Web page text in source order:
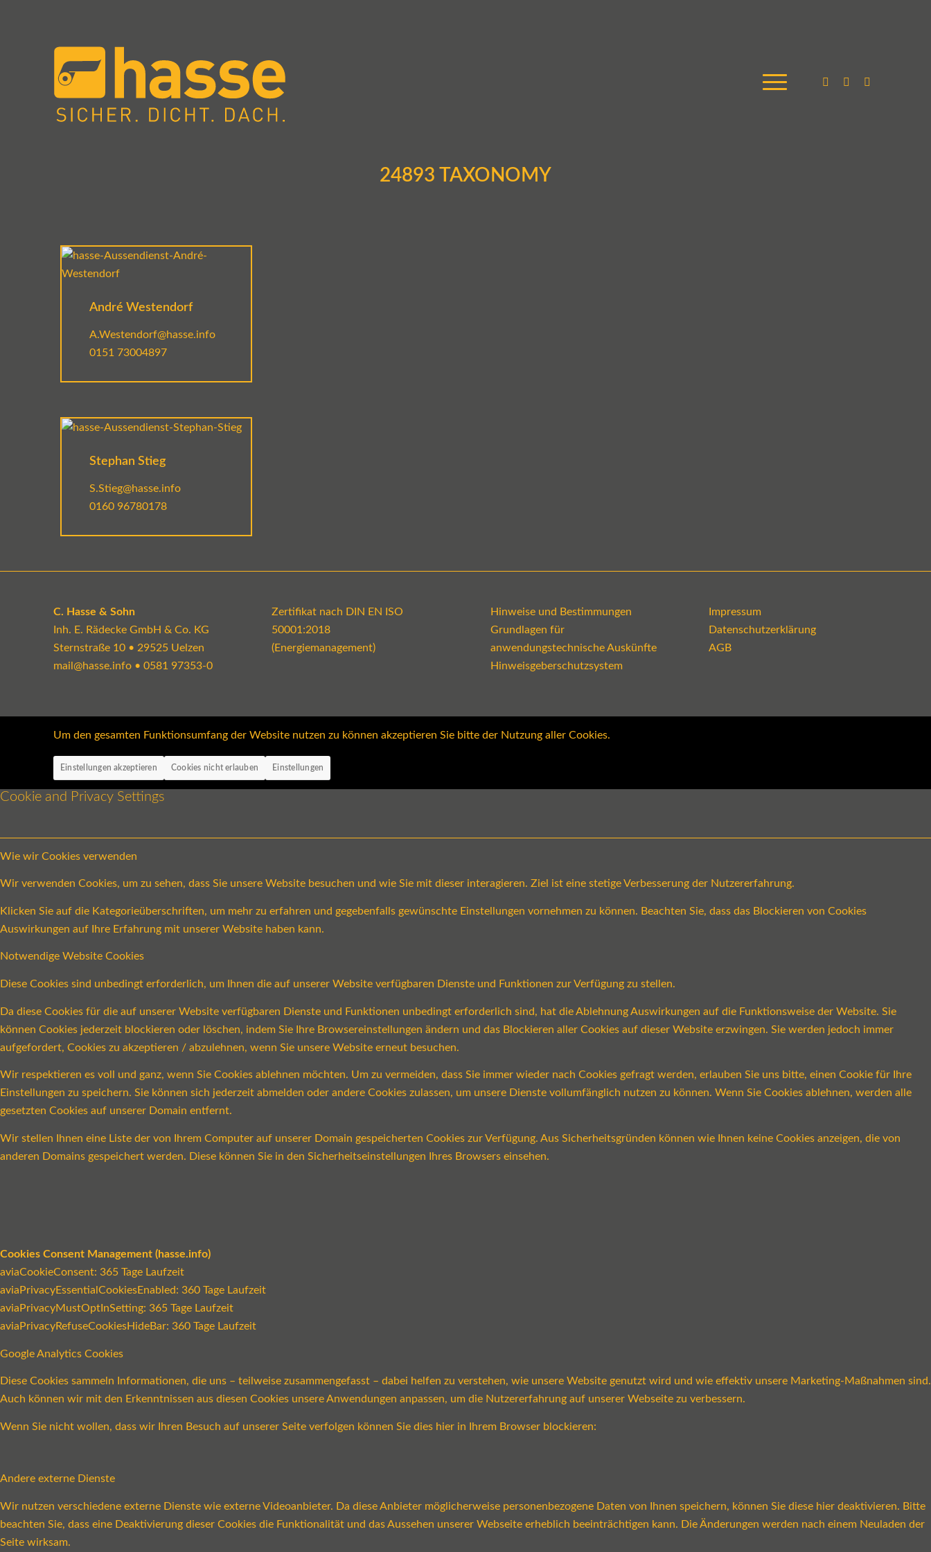
24893 TAXONOMY
André Westendorf
A.Westendorf@hasse.info
0151 73004897
Stephan Stieg
S.Stieg@hasse.info
0160 96780178
C. Hasse & Sohn
Inh. E. Rädecke GmbH & Co. KG
Sternstraße 10 • 29525 Uelzen
mail@hasse.info• 0581 97353-0
Zertifikat nach DIN EN ISO
50001:2018
(Energiemanagement)
Hinweise und Bestimmungen
Grundlagen für
anwendungstechnische Auskünfte
Hinweisgeberschutzsystem
Impressum
Datenschutzerklärung
AGB
Um den gesamten Funktionsumfang der Website nutzen zu können akzeptieren Sie bitte der Nutzung aller Cookies.
Einstellungen akzeptieren Cookies nicht erlauben Einstellungen
Cookie and Privacy Settings
Wie wir Cookies verwenden
Wir verwenden Cookies, um zu sehen, dass Sie unsere Website besuchen und wie Sie mit dieser interagieren. Ziel ist eine stetige Verbesserung der Nutzererfahrung.
Klicken Sie auf die Kategorieüberschriften, um mehr zu erfahren und gegebenfalls gewünschte Einstellungen vornehmen zu können. Beachten Sie, dass das Blockieren von Cookies
Auswirkungen auf Ihre Erfahrung mit unserer Website haben kann.
Notwendige Website Cookies
Diese Cookies sind unbedingt erforderlich, um Ihnen die auf unserer Website verfügbaren Dienste und Funktionen zur Verfügung zu stellen.
Da diese Cookies für die auf unserer Website verfügbaren Dienste und Funktionen unbedingt erforderlich sind, hat die Ablehnung Auswirkungen auf die Funktionsweise der Website. Sie
können Cookies jederzeit blockieren oder löschen, indem Sie Ihre Browsereinstellungen ändern und das Blockieren aller Cookies auf dieser Website erzwingen. Sie werden jedoch immer
aufgefordert, Cookies zu akzeptieren / abzulehnen, wenn Sie unsere Website erneut besuchen.
Wir respektieren es voll und ganz, wenn Sie Cookies ablehnen möchten. Um zu vermeiden, dass Sie immer wieder nach Cookies gefragt werden, erlauben Sie uns bitte, einen Cookie für Ihre
Einstellungen zu speichern. Sie können sich jederzeit abmelden oder andere Cookies zulassen, um unsere Dienste vollumfänglich nutzen zu können. Wenn Sie Cookies ablehnen, werden alle
gesetzten Cookies auf unserer Domain entfernt.
Wir stellen Ihnen eine Liste der von Ihrem Computer auf unserer Domain gespeicherten Cookies zur Verfügung. Aus Sicherheitsgründen können wie Ihnen keine Cookies anzeigen, die von
anderen Domains gespeichert werden. Diese können Sie in den Sicherheitseinstellungen Ihres Browsers einsehen.
Cookies Consent Management (hasse.info)
aviaCookieConsent: 365 Tage Laufzeit
aviaPrivacyEssentialCookiesEnabled: 360 Tage Laufzeit
aviaPrivacyMustOptInSetting: 365 Tage Laufzeit
aviaPrivacyRefuseCookiesHideBar: 360 Tage Laufzeit
Google Analytics Cookies
Diese Cookies sammeln Informationen, die uns – teilweise zusammengefasst – dabei helfen zu verstehen, wie unsere Website genutzt wird und wie effektiv unsere Marketing-Maßnahmen sind.
Auch können wir mit den Erkenntnissen aus diesen Cookies unsere Anwendungen anpassen, um die Nutzererfahrung auf unserer Webseite zu verbessern.
Wenn Sie nicht wollen, dass wir Ihren Besuch auf unserer Seite verfolgen können Sie dies hier in Ihrem Browser blockieren:
Andere externe Dienste
Wir nutzen verschiedene externe Dienste wie externe Videoanbieter. Da diese Anbieter möglicherweise personenbezogene Daten von Ihnen speichern, können Sie diese hier deaktivieren. Bitte
beachten Sie, dass eine Deaktivierung dieser Cookies die Funktionalität und das Aussehen unserer Webseite erheblich beeinträchtigen kann. Die Änderungen werden nach einem Neuladen der
Seite wirksam.